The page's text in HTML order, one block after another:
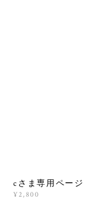
cさま専用ページ
¥2,800